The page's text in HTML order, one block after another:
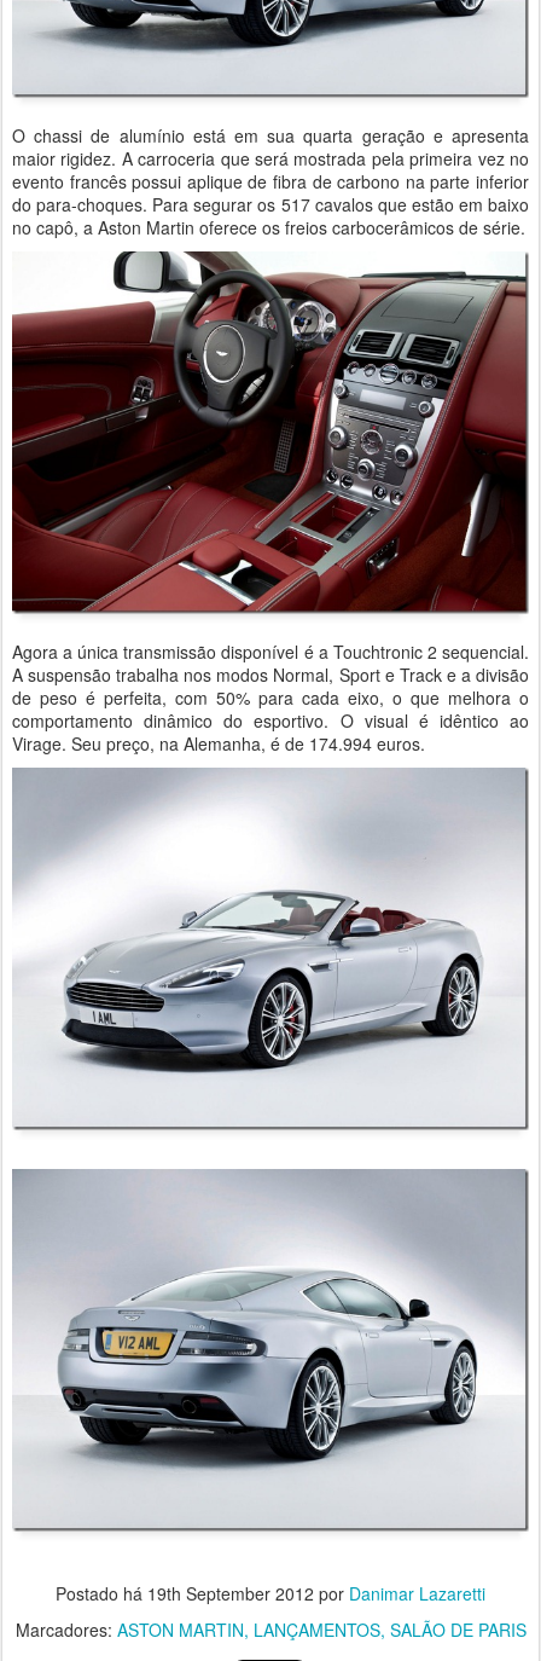
O chassi de alumínio está em sua quarta geração e apresenta
maior rigidez. A carroceria que será mostrada pela primeira vez no
evento francês possui aplique de fibra de carbono na parte inferior
do para-choques. Para segurar os 517 cavalos que estão em baixo
no capô, a Aston Martin oferece os freios carbocerâmicos de série.
Agora a única transmissão disponível é a Touchtronic 2 sequencial.
A suspensão trabalha nos modos Normal, Sport e Track e a divisão
de peso é perfeita, com 50% para cada eixo, o que melhora o
comportamento dinâmico do esportivo. O visual é idêntico ao
Virage. Seu preço, na Alemanha, é de 174.994 euros.
Postado há 19th September 2012 por Danimar Lazaretti
Marcadores: ASTON MARTIN LANÇAMENTOS SALÃO DE PARIS